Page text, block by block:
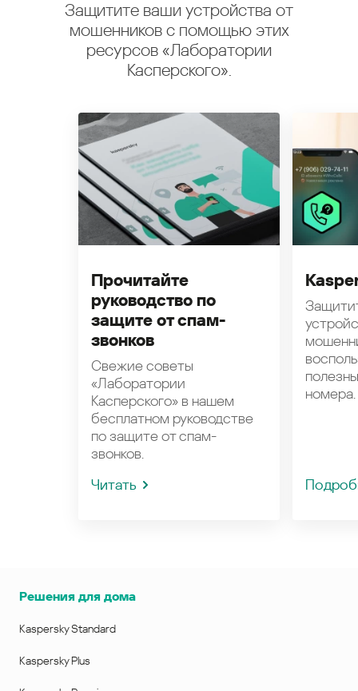
Защитите ваши устройства от
мошенников с помощью этих
ресурсов «Лаборатории
Касперского».
Прочитайте
руководство по
защите от спам-
звонков
Свежие советы
«Лаборатории
Касперского» в нашем
бесплатном руководстве
по защите от спам-
звонков.
Читать
номера.
Решения для дома
Kaspersky Standard
Kaspersky Plus